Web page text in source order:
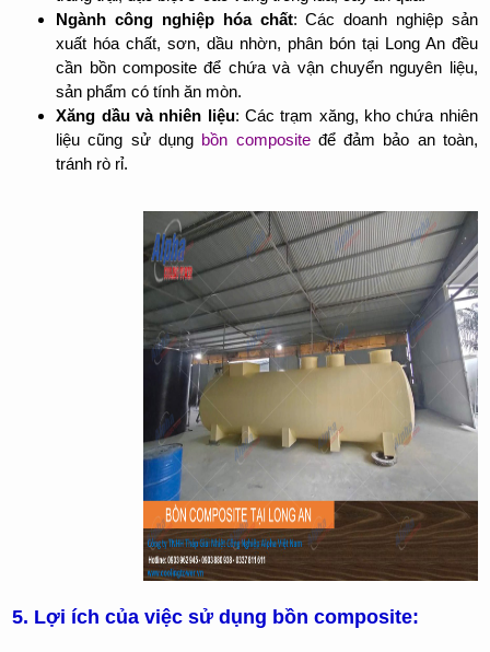
Ngành công nghiệp hóa chất: Các doanh nghiệp sản
xuất hóa chất, sơn, dầu nhờn, phân bón tại Long An đều
cần bồn composite để chứa và vận chuyển nguyên liệu,
sản phẩm có tính ăn mòn.
Xăng dầu và nhiên liệu: Các trạm xăng, kho chứa nhiên
liệu cũng sử dụng bồn compositeđể đảm bảo an toàn,
tránh rò rỉ.
5. Lợi ích của việc sử dụng bồn composite: